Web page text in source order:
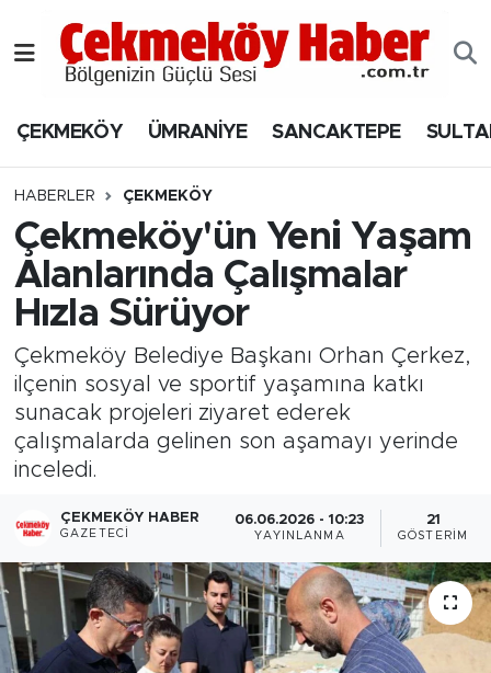
ÇEKMEKÖY ÜMRANİYE SANCAKTEPE
HABERLER ÇEKMEKÖY
Çekmeköy'ün Yeni Yaşam
Alanlarında Çalışmalar
Hızla Sürüyor
Çekmeköy Belediye Başkanı Orhan Çerkez,
ilçenin sosyal ve sportif yaşamına katkı
sunacak projeleri ziyaret ederek
çalışmalarda gelinen son aşamayı yerinde
inceledi.
ÇEKMEKÖY HABER
GAZETECI
06.06.2026 - 10:23
YAYINLANMA
21
GÖSTERIM
Nöbetçi Eczaneler
Hava Durumu
Namaz Vakitleri
Trafik Durumu
Süper Lig Puan Durumu ve Fikstür
Tüm Manşetler
Son Dakika Haberleri
Haber Arşivi